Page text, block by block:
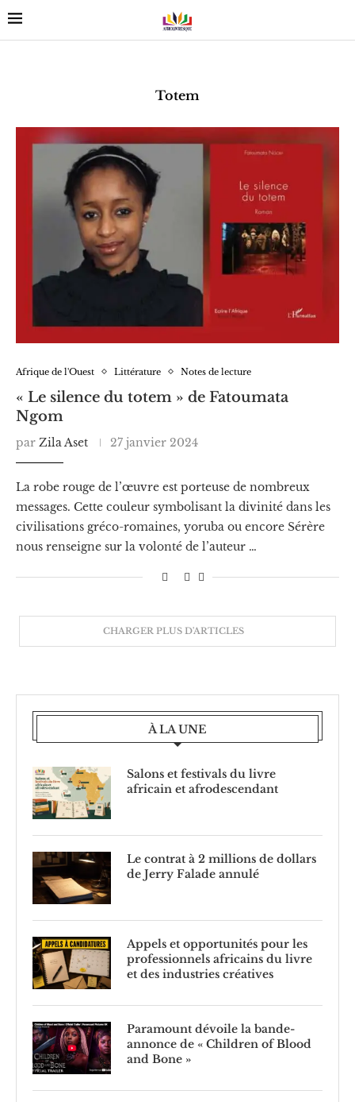
Totem
Afrique de l'Ouest Littérature Notes de lecture
« Le silence du totem » de Fatoumata
Ngom
par Zila Aset 27 janvier 2024
La robe rouge de l’œuvre est porteuse de nombreux
messages. Cette couleur symbolisant la divinité dans les
civilisations gréco-romaines, yoruba ou encore Sérère
nous renseigne sur la volonté de l’auteur …
CHARGER PLUS D'ARTICLES
À LA UNE
Salons et festivals du livre
africain et afrodescendant
Le contrat à 2 millions de dollars
de Jerry Falade annulé
Appels et opportunités pour les
professionnels africains du livre
et des industries créatives
Paramount dévoile la bande-
annonce de « Children of Blood
and Bone »